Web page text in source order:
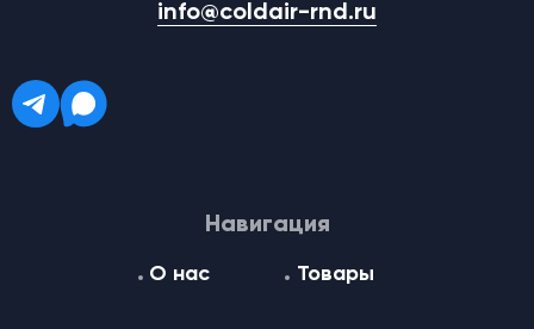
info@coldair-rnd.ru
Навигация
О нас Товары